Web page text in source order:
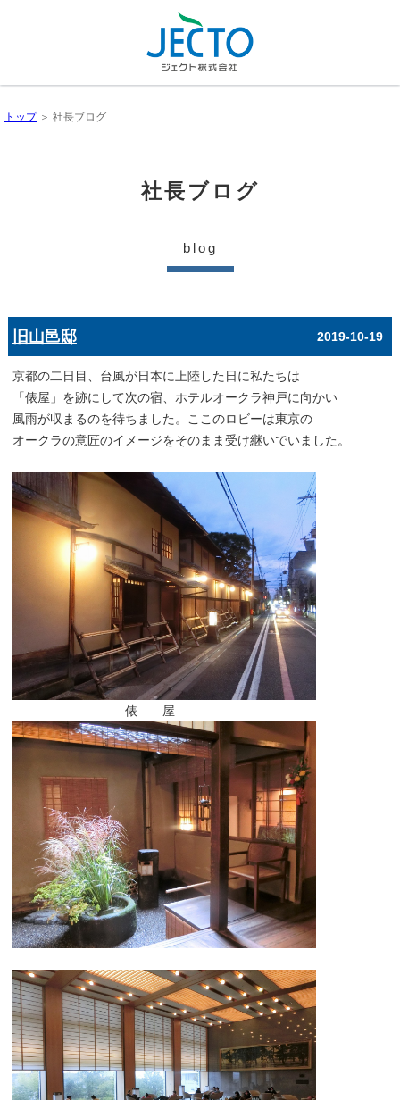
トップ＞ 社長ブログ
社長ブログ
blog
旧山邑邸 2019-10-19
京都の二日目、台風が日本に上陸した日に私たちは
「俵屋」を跡にして次の宿、ホテルオークラ神戸に向かい
風雨が収まるのを待ちました。ここのロビーは東京の
オークラの意匠のイメージをそのまま受け継いでいました。
俵 屋